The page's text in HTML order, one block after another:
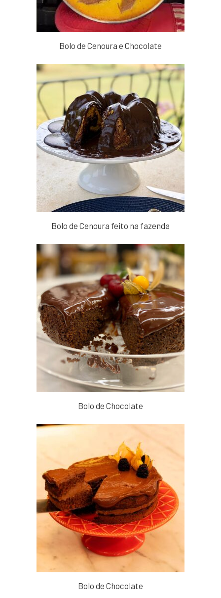
Bolo de Cenoura e Chocolate
Bolo de Cenoura feito na fazenda
Bolo de Chocolate
Bolo de Chocolate